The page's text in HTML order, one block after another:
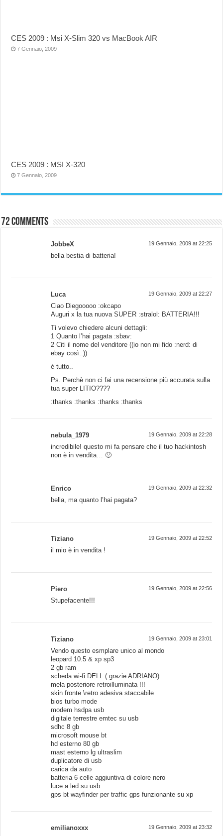
CES 2009 : Msi X-Slim 320 vs MacBook AIR
7 Gennaio, 2009
CES 2009 : MSI X-320
7 Gennaio, 2009
72 comments
JobbeX 19 Gennaio, 2009 at 22:25
bella bestia di batteria!
Luca 19 Gennaio, 2009 at 22:27
Ciao Diegooooo :okcapo
Auguri x la tua nuova SUPER :stralol: BATTERIA!!!
Ti volevo chiedere alcuni dettagli:
1 Quanto l’hai pagata :sbav:
2 Citi il nome del venditore ((io non mi fido :nerd: di
ebay così..))
è tutto..
Ps. Perchè non ci fai una recensione più accurata sulla
tua super LITIO????
:thanks :thanks :thanks :thanks
nebula_1979 19 Gennaio, 2009 at 22:28
incredibile! questo mi fa pensare che il tuo hackintosh
non è in vendita… 🙁
Enrico 19 Gennaio, 2009 at 22:32
bella, ma quanto l’hai pagata?
Tiziano 19 Gennaio, 2009 at 22:52
il mio è in vendita !
Piero 19 Gennaio, 2009 at 22:56
Stupefacente!!!
Tiziano 19 Gennaio, 2009 at 23:01
Vendo questo esmplare unico al mondo
leopard 10.5 & xp sp3
2 gb ram
scheda wi-fi DELL ( grazie ADRIANO)
mela posteriore retroilluminata !!!
skin fronte \retro adesiva staccabile
bios turbo mode
modem hsdpa usb
digitale terrestre emtec su usb
sdhc 8 gb
microsoft mouse bt
hd esterno 80 gb
mast esterno lg ultraslim
duplicatore di usb
carica da auto
batteria 6 celle aggiuntiva di colore nero
luce a led su usb
gps bt wayfinder per traffic gps funzionante su xp
emilianoxxx 19 Gennaio, 2009 at 23:32